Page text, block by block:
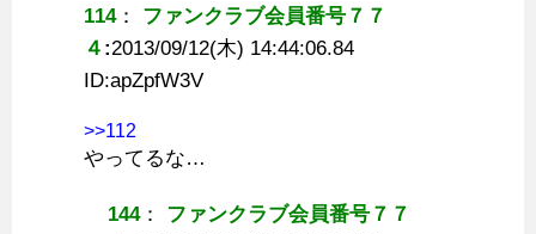
114： ファンクラブ会員番号７７
４ :2013/09/12(木) 14:44:06.84
ID:apZpfW3V
>>112
やってるな…
144： ファンクラブ会員番号７７